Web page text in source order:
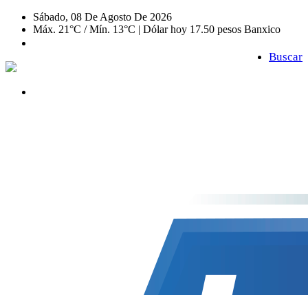
Sábado, 08 De Agosto De 2026
Máx. 21°C / Mín. 13°C | Dólar hoy 17.50 pesos Banxico
Buscar